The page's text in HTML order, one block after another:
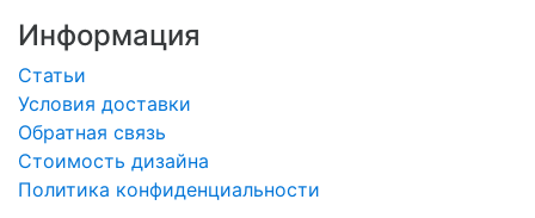
Информация
Статьи
Условия доставки
Обратная связь
Стоимость дизайна
Политика конфиденциальности